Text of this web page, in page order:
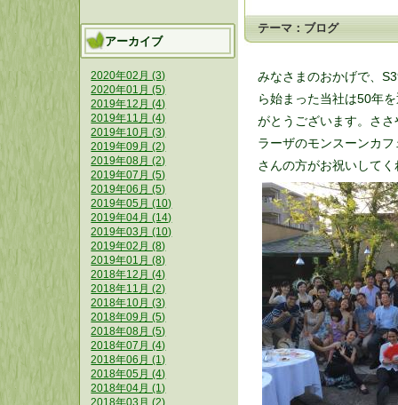
テーマ： ブログ
みなさまのおかげで、
ら始まった当社は50年
がとうございます。さ
ラーザのモンスーンカ
さんの方がお祝いして
アーカイブ
2020年02月 (3)
2020年01月 (5)
2019年12月 (4)
2019年11月 (4)
2019年10月 (3)
2019年09月 (2)
2019年08月 (2)
2019年07月 (5)
2019年06月 (5)
2019年05月 (10)
2019年04月 (14)
2019年03月 (10)
2019年02月 (8)
2019年01月 (8)
2018年12月 (4)
2018年11月 (2)
2018年10月 (3)
2018年09月 (5)
2018年08月 (5)
2018年07月 (4)
2018年06月 (1)
2018年05月 (4)
2018年04月 (1)
2018年03月 (2)